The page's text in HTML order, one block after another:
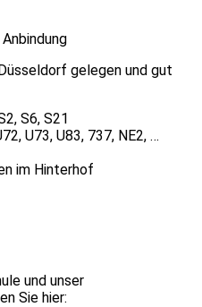
gelegen und gut
S6, S21
U73, U83, 737, NE2, …
im Hinterhof
und unser
Sie hier: